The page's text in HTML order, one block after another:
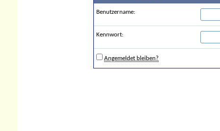
Benutzername:
Kennwort:
Angemeldet bleiben?